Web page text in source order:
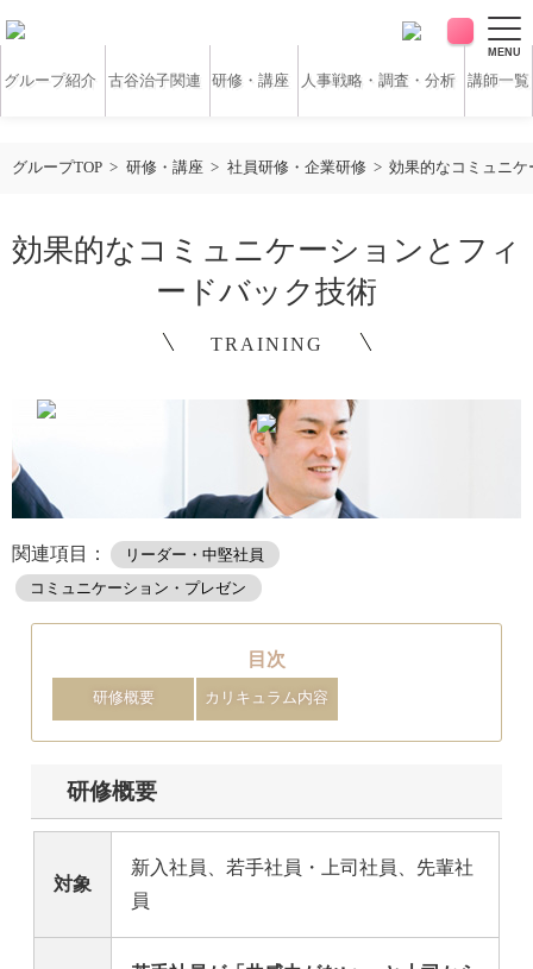
MENU
グループ紹介 古谷治子関連 研修・講座 人事戦略・調査・分析 講師一覧
アンケート・サーベイ ホワイトペーパー
無料研修動画 導入実績
営業時間：平日9:30 ～ 18:30
お問い合わせ
グループTOP 研修・講座 社員研修・企業研修 効果的なコミュニ
効果的なコミュニケーションとフィ
ードバック技術
TRAINING
関連項目：
リーダー・中堅社員
コミュニケーション・プレゼン
目次
研修概要 カリキュラム内容
研修概要
対象
新入社員、若手社員・上司社員、先輩社
員